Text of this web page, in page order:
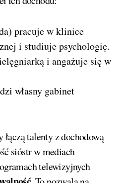
pracuje w klinice
i studiuje psychologię.
i angażuje się w
własny gabinet
talenty z dochodową
sióstr w mediach
telewizyjnych